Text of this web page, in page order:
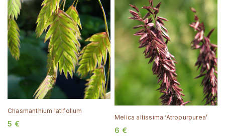
Chasmanthium latifolium
5 €
Melica altissima ‘Atropurpurea’
6 €